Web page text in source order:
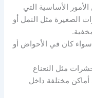
الأساسية التي
الصغيرة مثل النمل أو
سواء كان في الأحواض أو
مثل النعناع
أماكن مختلفة داخل